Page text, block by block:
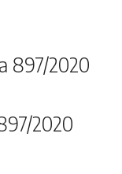
897/2020
2020